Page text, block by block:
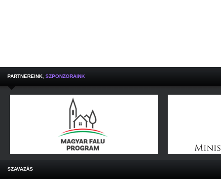
PARTNEREINK, SZPONZORAINK
SZAVAZÁS